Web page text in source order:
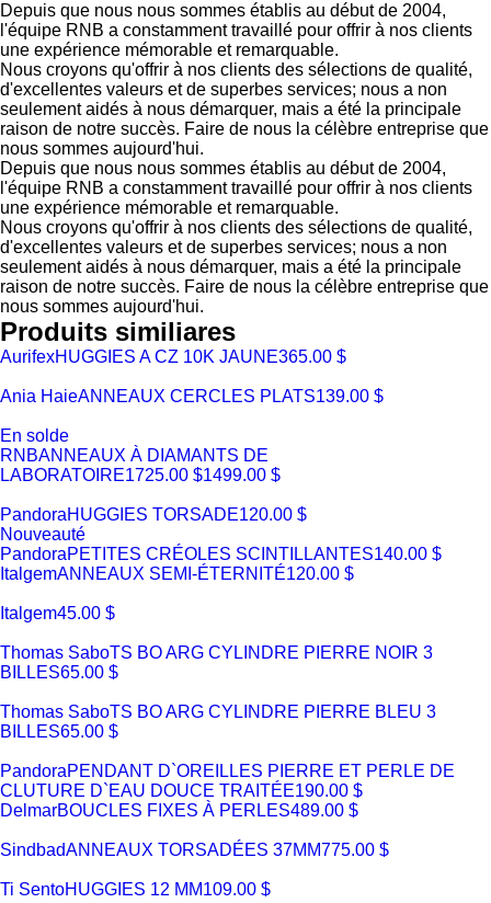
Depuis que nous nous sommes établis au début de 2004,
l'équipe RNB a constamment travaillé pour offrir à nos clients
une expérience mémorable et remarquable.
Nous croyons qu'offrir à nos clients des sélections de qualité,
d'excellentes valeurs et de superbes services; nous a non
seulement aidés à nous démarquer, mais a été la principale
raison de notre succès. Faire de nous la célèbre entreprise que
nous sommes aujourd'hui.
Depuis que nous nous sommes établis au début de 2004,
l'équipe RNB a constamment travaillé pour offrir à nos clients
une expérience mémorable et remarquable.
Nous croyons qu'offrir à nos clients des sélections de qualité,
d'excellentes valeurs et de superbes services; nous a non
seulement aidés à nous démarquer, mais a été la principale
raison de notre succès. Faire de nous la célèbre entreprise que
nous sommes aujourd'hui.
Produits similiares
AurifexHUGGIES A CZ 10K JAUNE365.00 $
Ania HaieANNEAUX CERCLES PLATS139.00 $
En solde
RNBANNEAUX À DIAMANTS DE
LABORATOIRE1725.00 $1499.00 $
PandoraHUGGIES TORSADE120.00 $
Nouveauté
PandoraPETITES CRÉOLES SCINTILLANTES140.00 $
ItalgemANNEAUX SEMI-ÉTERNITÉ120.00 $
Italgem45.00 $
Thomas SaboTS BO ARG CYLINDRE PIERRE NOIR 3
BILLES65.00 $
Thomas SaboTS BO ARG CYLINDRE PIERRE BLEU 3
BILLES65.00 $
PandoraPENDANT D`OREILLES PIERRE ET PERLE DE
CLUTURE D`EAU DOUCE TRAITÉE190.00 $
DelmarBOUCLES FIXES À PERLES489.00 $
SindbadANNEAUX TORSADÉES 37MM775.00 $
Ti SentoHUGGIES 12 MM109.00 $